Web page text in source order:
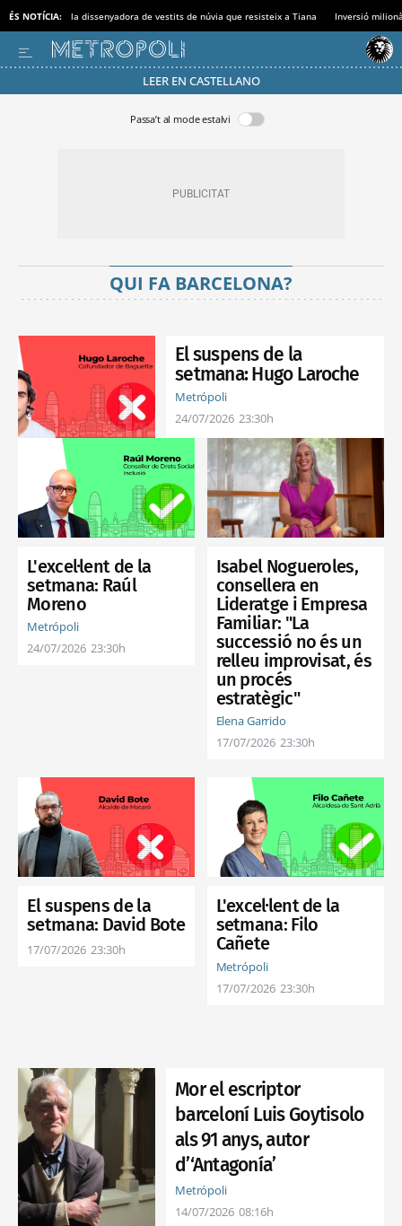
ÉS NOTÍCIA: la dissenyadora de vestits de núvia que resisteix a Tiana Inversió
LEER EN CASTELLANO
Passa’t al mode estalvi
QUI FA BARCELONA?
El suspens de la
setmana: Hugo Laroche
Metrópoli
24/07/2026 23:30h
L'excel·lent de la
setmana: Raúl
Moreno
Metrópoli
24/07/2026 23:30h
Isabel Nogueroles,
consellera en
Lideratge i Empresa
Familiar: "La
successió no és un
relleu improvisat, és
un procés
estratègic"
Elena Garrido
17/07/2026 23:30h
El suspens de la
setmana: David Bote
17/07/2026 23:30h
L'excel·lent de la
setmana: Filo
Cañete
Metrópoli
17/07/2026 23:30h
Mor el escriptor
barceloní Luis Goytisolo
als 91 anys, autor
d’‘Antagonía’
Metrópoli
14/07/2026 08:16h